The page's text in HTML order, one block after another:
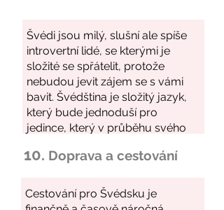
10. Doprava a cestování